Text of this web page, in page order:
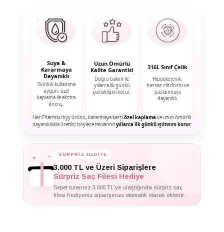
Suya &
Kararmaya
Dayanıklı
Günlük kullanıma
uygun, özel
kaplama ile ekstra
direnç.
Uzun Ömürlü
Kalite Garantisi
Doğru bakım ile
yıllarca ilk günkü
parlaklığını korur.
316L Sınıf Çelik
Hipoalerjenik,
hassas cilt dostu ve
paslanmaya
dayanıklı.
Her Charmluckyy ürünü, kararmaya karşıözel kaplama ve uzun ömürlü
dayanıklılıkla üretilir; böylece takılarınızyıllarca ilk günkü ışıltısını korur.
✦
SÜRPRİZ HEDİYE
3.000 TL ve Üzeri Siparişlere
Sürpriz Saç Filesi Hediye
Sepet tutarınız 3.000 TL'ye ulaştığında sürpriz saç
filesi hediyeniz siparişinize otomatik olarak eklenir.